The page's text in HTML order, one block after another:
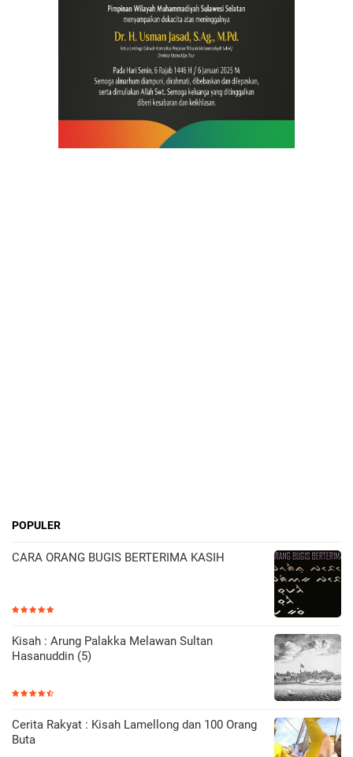
POPULER
CARA ORANG BUGIS BERTERIMA KASIH
Kisah : Arung Palakka Melawan Sultan
Hasanuddin (5)
Cerita Rakyat : Kisah Lamellong dan 100 Orang
Buta